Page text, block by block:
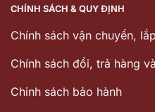
CHÍNH SÁCH & QUY ĐỊNH
Chính sách vận chuyển,
Chính sách đổi, trả hàng
Chinh sách bảo hành